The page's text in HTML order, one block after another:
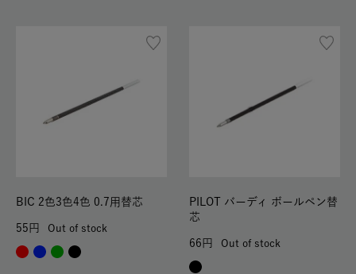
BIC 2色3色4色 0.7用替芯
55 Out of stock
PILOT バーディ ボールペン替
芯
66 Out of stock